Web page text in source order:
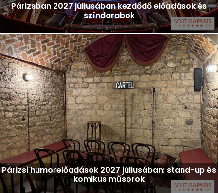
Párizsban 2027 júliusában kezdődő előadások és
színdarabok
Párizsi humorelőadások 2027 júliusában: stand-up és
komikus műsorok